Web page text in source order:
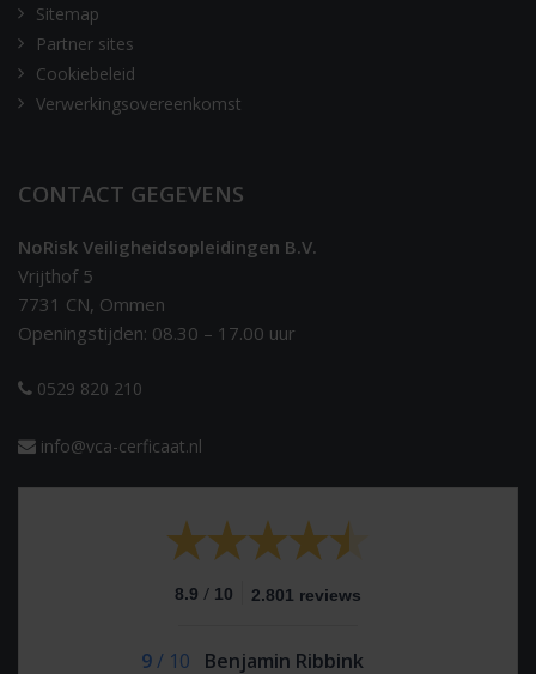
Sitemap
Partner sites
Cookiebeleid
Verwerkingsovereenkomst
CONTACT GEGEVENS
NoRisk Veiligheidsopleidingen B.V.
Vrijthof 5
7731 CN, Ommen
Openingstijden: 08.30 – 17.00 uur
0529 820 210
info@vca-cerficaat.nl
8.9 / 10 2.801 reviews
9/ 10 Benjamin Ribbink